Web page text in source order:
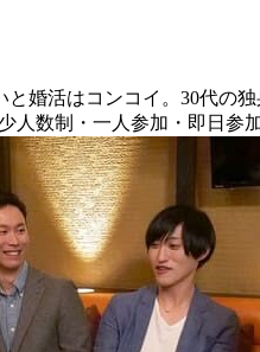
と婚活はコンコイ。30代の
人数制・一人参加・即日参